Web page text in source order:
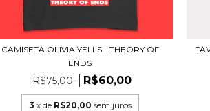
CAMISETA OLIVIA YELLS - THEORY OF
ENDS
R$75,00 R$60,00
3 x de R$20,00 sem juros